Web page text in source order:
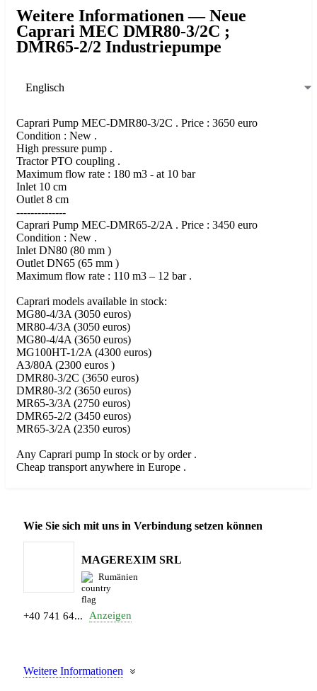
Weitere Informationen — Neue
Caprari MEC DMR80-3/2C ;
DMR65-2/2 Industriepumpe
Englisch
Caprari Pump MEC-DMR80-3/2C . Price : 3650 euro
Condition : New .
High pressure pump .
Tractor PTO coupling .
Maximum flow rate : 180 m3 - at 10 bar
Inlet 10 cm
Outlet 8 cm
--------------
Caprari Pump MEC-DMR65-2/2A . Price : 3450 euro
Condition : New .
Inlet DN80 (80 mm )
Outlet DN65 (65 mm )
Maximum flow rate : 110 m3 – 12 bar .
Caprari models available in stock:
MG80-4/3A (3050 euros)
MR80-4/3A (3050 euros)
MG80-4/4A (3650 euros)
MG100HT-1/2A (4300 euros)
A3/80A (2300 euros )
DMR80-3/2C (3650 euros)
DMR80-3/2 (3650 euros)
MR65-3/3A (2750 euros)
DMR65-2/2 (3450 euros)
MR65-3/2A (2350 euros)
Any Caprari pump In stock or by order .
Cheap transport anywhere in Europe .
Wie Sie sich mit uns in Verbindung setzen können
MAGEREXIM SRL
Rumänien
+40 741 64... Anzeigen
Weitere Informationen